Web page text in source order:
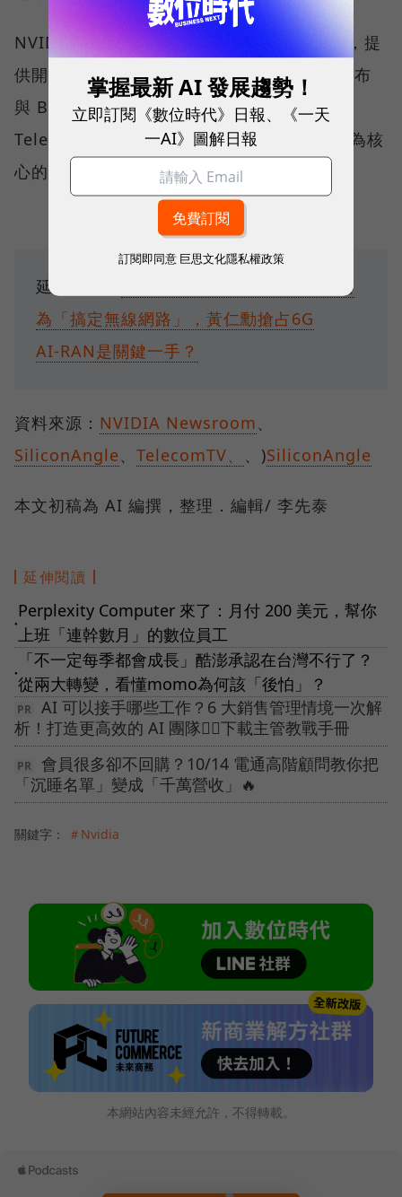
NVIDIA 也同步配套推出「6G 開發者計畫」，提
供開發者在雲端模擬 6G 環境的工具，同時發布
與 BubbleRAN 合作的 AI 藍圖，由挪威電信
Telenor 率先採用，目標是建立以 AI 代理人為核
心的自主網路管理框架。
延伸閱讀：
為AGI鋪路！輝達入股Nokia只
為「搞定無線網路」，黃仁勳搶占6G
AI‑RAN是關鍵一手？
資料來源： NVIDIA Newsroom、
SiliconAngle、 TelecomTV、 、)SiliconAngle
本文初稿為 AI 編撰，整理．編輯/ 李先泰
延伸閱讀
●
Perplexity Computer 來了：月付 200 美元，幫你
上班「連幹數月」的數位員工
●
「不一定每季都會成長」酷澎承認在台灣不行了？
從兩大轉變，看懂momo為何該「後怕」？
AI 可以接手哪些工作？6 大銷售管理情境一次解
析！打造更高效的 AI 團隊👉🏻下載主管教戰手冊
會員很多卻不回購？10/14 電通高階顧問教你把
「沉睡名單」變成「千萬營收」🔥
關鍵字： ＃Nvidia
本網站內容未經允許，不得轉載。
掌握最新 AI 發展趨勢！
立即訂閱《數位時代》日報、《一天
一AI》圖解日報
訂閱即同意 巨思文化隱私權政策